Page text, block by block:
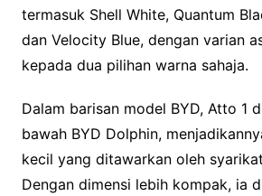
termasuk Shell White, Quantum
dan Velocity Blue, dengan varian
kepada dua pilihan warna sahaja.
Dalam barisan model BYD, Atto 1
bawah BYD Dolphin,
kecil yang ditawarkan oleh
Dengan dimensi lebih kompak, ia